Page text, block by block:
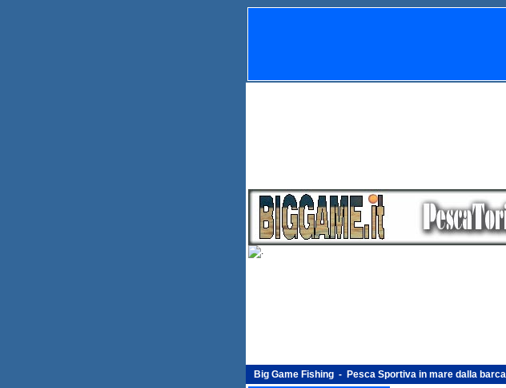
Big Game Fishing - Pesca Sportiva in mare dalla barca